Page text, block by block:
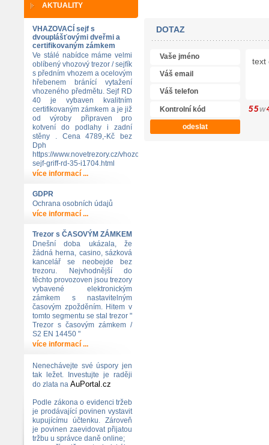
AKTUALITY
VHAZOVACÍ sejf s
dvouplášťovými dveřmi a
certifikovaným zámkem
Ve stálé nabídce máme velmi
oblíbený vhozový trezor / sejfík
s předním vhozem a ocelovým
hřebenem bránící vytažení
vhozeného předmětu. Sejf RD
40 je vybaven kvalitním
certifikovaným zámkem a je již
od výroby připraven pro
kotvení do podlahy i zadní
stěny . Cena 4789,-Kč bez
Dph
https://www.novetrezory.cz/vhozovy-
sejf-griff-rd-35-i1704.html
více informací ...
GDPR
Ochrana osobních údajů
více informací ...
Trezor s ČASOVÝM ZÁMKEM
Dnešní doba ukázala, že
žádná herna, casino, sázková
kancelář se neobejde bez
trezoru. Nejvhodnější do
těchto provozoven jsou trezory
vybavené elektronickým
zámkem s nastavitelným
časovým zpožděním. Hitem v
tomto segmentu se stal trezor "
Trezor s časovým zámkem /
S2 EN 14450 "
více informací ...
Nenechávejte své úspory jen
tak ležet. Investujte je raději
do zlata na AuPortal.cz
Podle zákona o evidenci tržeb
je prodávající povinen vystavit
kupujícímu účtenku. Zároveň
je povinen zaevidovat přijatou
tržbu u správce daně online;
DOTAZ
55w